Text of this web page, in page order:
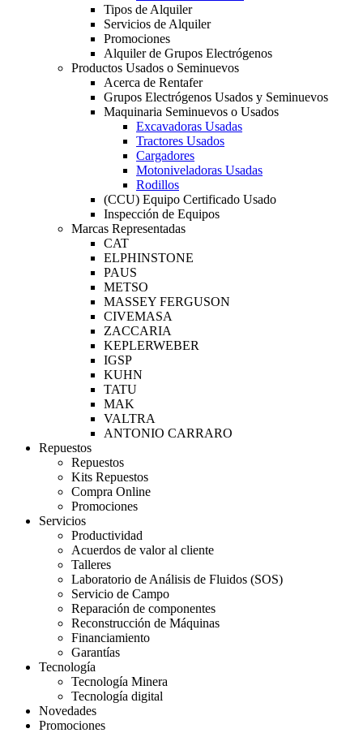
Tipos de Alquiler
Servicios de Alquiler
Promociones
Alquiler de Grupos Electrógenos
Productos Usados o Seminuevos
Acerca de Rentafer
Grupos Electrógenos Usados y Seminuevos
Maquinaria Seminuevos o Usados
Excavadoras Usadas
Tractores Usados
Cargadores
Motoniveladoras Usadas
Rodillos
(CCU) Equipo Certificado Usado
Inspección de Equipos
Marcas Representadas
CAT
ELPHINSTONE
PAUS
METSO
MASSEY FERGUSON
CIVEMASA
ZACCARIA
KEPLERWEBER
IGSP
KUHN
TATU
MAK
VALTRA
ANTONIO CARRARO
Repuestos
Repuestos
Kits Repuestos
Compra Online
Promociones
Servicios
Productividad
Acuerdos de valor al cliente
Talleres
Laboratorio de Análisis de Fluidos (SOS)
Servicio de Campo
Reparación de componentes
Reconstrucción de Máquinas
Financiamiento
Garantías
Tecnología
Tecnología Minera
Tecnología digital
Novedades
Promociones